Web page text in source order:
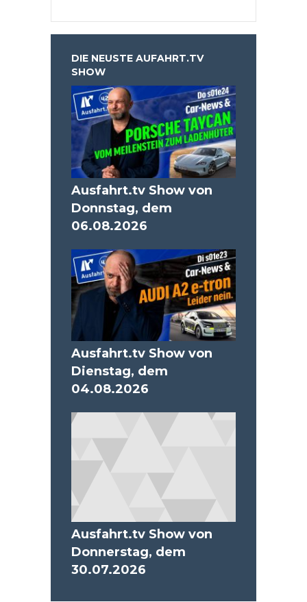
DIE NEUSTE AUFAHRT.TV
SHOW
Ausfahrt.tv Show von
Donnstag, dem
06.08.2026
Ausfahrt.tv Show von
Dienstag, dem
04.08.2026
Ausfahrt.tv Show von
Donnerstag, dem
30.07.2026